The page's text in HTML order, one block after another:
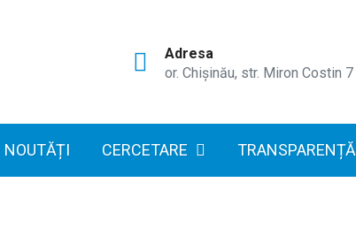
Adresa
or. Chișinău, str. Miron Costin 7
NOUTĂȚI CERCETARE TRANSPARENȚĂ